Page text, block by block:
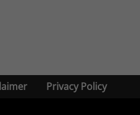
Privacy Policy